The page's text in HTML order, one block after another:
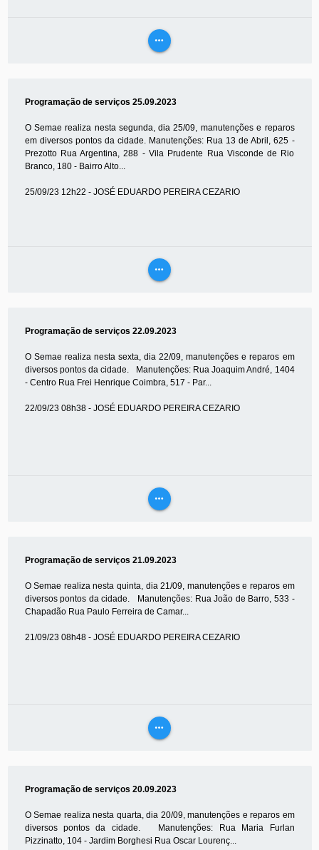
more_horiz
Programação de serviços 25.09.2023
O Semae realiza nesta segunda, dia 25/09, manutenções e reparos
em diversos pontos da cidade. Manutenções: Rua 13 de Abril, 625 -
Prezotto Rua Argentina, 288 - Vila Prudente Rua Visconde de Rio
Branco, 180 - Bairro Alto...
25/09/23 12h22 - JOSÉ EDUARDO PEREIRA CEZARIO
more_horiz
Programação de serviços 22.09.2023
O Semae realiza nesta sexta, dia 22/09, manutenções e reparos em
diversos pontos da cidade. Manutenções: Rua Joaquim André, 1404
- Centro Rua Frei Henrique Coimbra, 517 - Par...
22/09/23 08h38 - JOSÉ EDUARDO PEREIRA CEZARIO
more_horiz
Programação de serviços 21.09.2023
O Semae realiza nesta quinta, dia 21/09, manutenções e reparos em
diversos pontos da cidade. Manutenções: Rua João de Barro, 533 -
Chapadão Rua Paulo Ferreira de Camar...
21/09/23 08h48 - JOSÉ EDUARDO PEREIRA CEZARIO
more_horiz
Programação de serviços 20.09.2023
O Semae realiza nesta quarta, dia 20/09, manutenções e reparos em
diversos pontos da cidade. Manutenções: Rua Maria Furlan
Pizzinatto, 104 - Jardim Borghesi Rua Oscar Lourenç...